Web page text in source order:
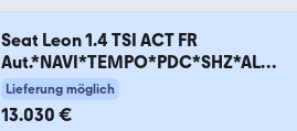
Seat Leon 1.4 TSI ACT FR
Aut.*NAVI*TEMPO*PDC*SHZ*ALU
*Lieferung möglich
13.030 €